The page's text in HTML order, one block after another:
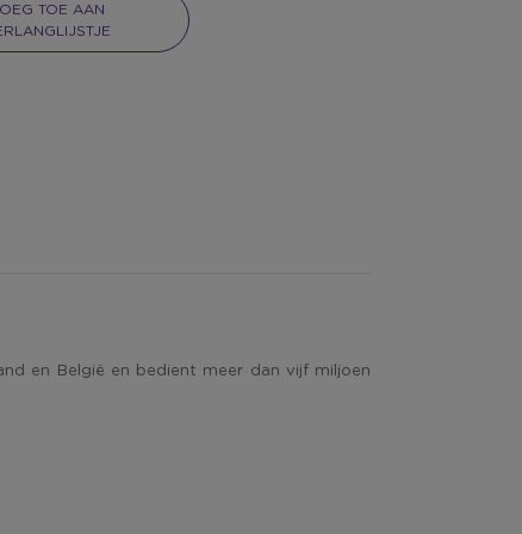
TOE AAN
en België en bedient meer dan vijf miljoen